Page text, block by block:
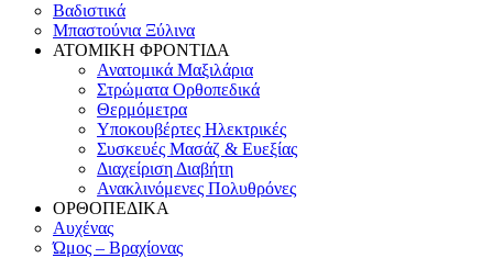
Βαδιστικά
Μπαστούνια Ξύλινα
ΑΤΟΜΙΚΗ ΦΡΟΝΤΙΔΑ
Ανατομικά Μαξιλάρια
Στρώματα Ορθοπεδικά
Θερμόμετρα
Υποκουβέρτες Ηλεκτρικές
Συσκευές Μασάζ & Ευεξίας
Διαχείριση Διαβήτη
Ανακλινόμενες Πολυθρόνες
ΟΡΘΟΠΕΔΙΚΑ
Αυχένας
Ώμος – Βραχίονας